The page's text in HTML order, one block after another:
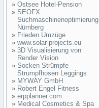
» Ostsee Hotel-Pension
» SEOFX
Suchmaschinenoptimierung
Nürnberg
» Frieden Umzüge
» www.solar-projects.eu
» 3D Visualisierung von
Render Vision
» Socken Strümpfe
Strumpfhosen Leggings
» MYWAY GmbH
» Robert Engel Fitness
» erpplanner.com
» Medical Cosmetics & Spa